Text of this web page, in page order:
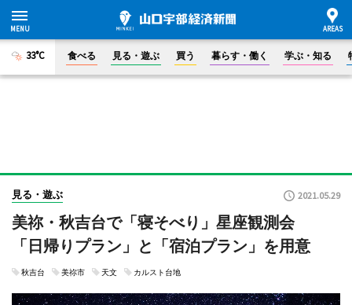
33°C 食べる 見る・遊ぶ 買う 暮らす・働く 学ぶ・知る
見る・遊ぶ 2021.05.29
美祢・秋吉台で「寝そべり」星座観測会
「日帰りプラン」と「宿泊プラン」を用意
秋吉台 美祢市 天文 カルスト台地